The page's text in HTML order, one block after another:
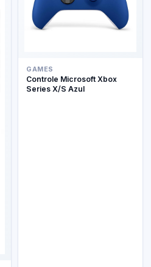
GAMES
Controle Microsoft Xbox
Series X/S Azul